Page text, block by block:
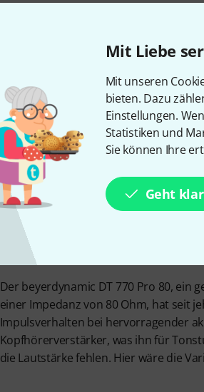
Mit Liebe
Mit unseren
bieten. Dazu
Einstellungen.
Statistiken und
Sie können Ihre
Geht klar
Die
Der beyerdynamic DT 770 Pro 80,
einer Impedanz von 80 Ohm, hat seit
Impulsverhalten bei hervorragender
Kopfhörerverstärker, was ihn für
die Lautstärke fehlen. Hier wäre die